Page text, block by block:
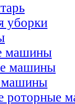
уборки
машины
машины
машины
роторные